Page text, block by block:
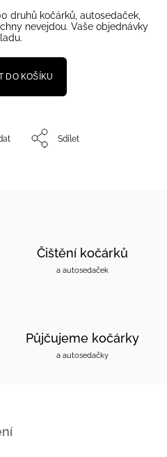
druhů kočárků, autosedaček,
nevejdou. Vaše objednávky
DO KOŠÍKU
Sdílet
Čištění kočárků
a autosedaček
Půjčujeme kočárky
a autosedačky